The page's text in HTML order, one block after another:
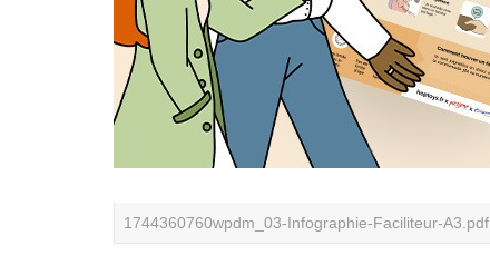
1744360760wpdm_03-Infographie-Faciliteur-A3.pdf